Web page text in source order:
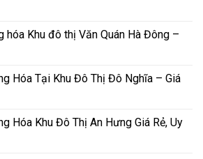
hóa Khu đô thị Văn Quán Hà Đông –
Hóa Tại Khu Đô Thị Đô Nghĩa – Giá
Hóa Khu Đô Thị An Hưng Giá Rẻ, Uy